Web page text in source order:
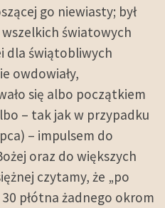
go niewiasty; był
światowych
dla świątobliwych
owdowiały,
się albo początkiem
– tak jak w przypadku
– impulsem do
oraz do większych
czytamy, że „po
płótna żadnego okrom